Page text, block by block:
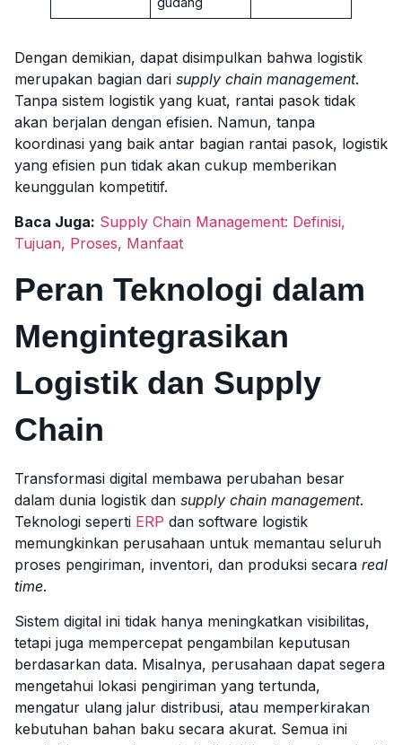
Dengan demikian, dapat disimpulkan bahwa logistik
merupakan bagian dari supply chain management.
Tanpa sistem logistik yang kuat, rantai pasok tidak
akan berjalan dengan efisien. Namun, tanpa
koordinasi yang baik antar bagian rantai pasok, logistik
yang efisien pun tidak akan cukup memberikan
keunggulan kompetitif.
Baca Juga: Supply Chain Management: Definisi,
Tujuan, Proses, Manfaat
Peran Teknologi dalam
Mengintegrasikan
Logistik dan Supply
Chain
Transformasi digital membawa perubahan besar
dalam dunia logistik dan supply chain management.
Teknologi seperti ERP dan software logistik
memungkinkan perusahaan untuk memantau seluruh
proses pengiriman, inventori, dan produksi secara real
time.
Sistem digital ini tidak hanya meningkatkan visibilitas,
tetapi juga mempercepat pengambilan keputusan
berdasarkan data. Misalnya, perusahaan dapat segera
mengetahui lokasi pengiriman yang tertunda,
mengatur ulang jalur distribusi, atau memperkirakan
kebutuhan bahan baku secara akurat. Semua ini